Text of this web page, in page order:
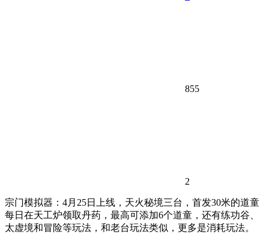
855
2
宗门模拟器：4月25日上线，天火秘境三台，首发30米的道童
每日在天工炉领取丹药，最高可添加6个道童，还有练功谷、
太虚境和冒险等玩法，和老台玩法类似，更多是消耗玩法。